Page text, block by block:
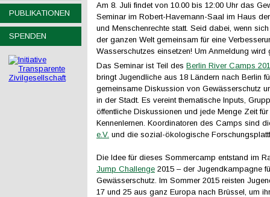
PUBLIKATIONEN
SPENDEN
Am 8. Juli findet von 10.00 bis 12:00 Uhr das
Seminar im Robert-Havemann-Saal im Haus
und Menschenrechte statt. Seid dabei, wenn
der ganzen Welt gemeinsam für eine
Wasserschutzes einsetzen! Um Anmeldung wird
Das Seminar ist Teil des Berlin River Camps
bringt Jugendliche aus 18 Ländern nach Berlin
gemeinsame Diskussion von Gewässerschutz
in der Stadt. Es vereint thematische Inputs,
öffentliche Diskussionen und jede Menge Zeit
Kennenlernen. Koordinatoren des Camps sind
e.V. und die sozial-ökologische
Die Idee für dieses Sommercamp entstand im
Jump Challenge 2015 – der Jugendkampagne
Gewässerschutz. Im Sommer 2015 reisten
17 und 25 aus ganz Europa nach Brüssel, um